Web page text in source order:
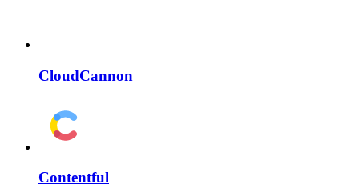
CloudCannon
Contentful